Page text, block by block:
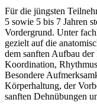
Für die jüngsten
5 sowie 5 bis 7 Jahren
Vordergrund. Unter
gezielt auf die
dem sanften Aufbau
Koordination,
Besondere
Körperhaltung, der
sanften Dehnübungen